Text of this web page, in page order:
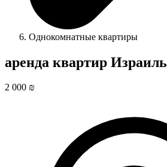
Однокомнатные квартиры
аренда квартир Израиль
2 000 ₪